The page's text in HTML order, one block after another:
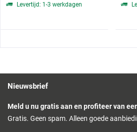
Levertijd: 1-3 werkdagen
Nieuwsbrief
Meld u nu gratis aan en profiteer van
Gratis. Geen spam. Alleen goede